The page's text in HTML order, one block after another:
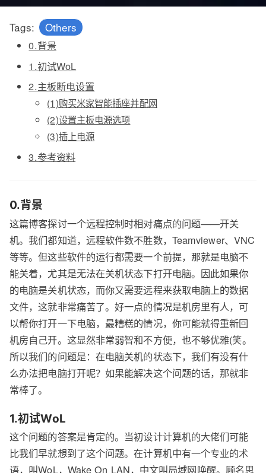
Tags: Others
0.背景
1.初试WoL
2.主板断电设置
(1)购买米家智能插座并配网
(2)设置主板电源选项
(3)插上电源
3.参考资料
0.背景
这篇博客探讨一个远程控制时相对痛点的问题——开关
机。我们都知道，远程软件数不胜数，Teamviewer、VNC
等等。但这些软件的运行都需要一个前提，那就是电脑不
能关着，尤其是无法在关机状态下打开电脑。因此如果你
的电脑是关机状态，而你又需要远程来获取电脑上的数据
文件，这就非常痛苦了。好一点的情况是机房里有人，可
以帮你打开一下电脑，最糟糕的情况，你可能就得重新回
机房自己开。这显然非常弱智和不方便，也不够优雅(笑。
所以我们的问题是：在电脑关机的状态下，我们有没有什
么办法把电脑打开呢？如果能解决这个问题的话，那就非
常棒了。
1.初试WoL
这个问题的答案是肯定的。当初设计计算机的大佬们可能
比我们早就想到了这个问题。在计算机中有一个专业的术
语，叫WoL，Wake On LAN，中文叫局域网唤醒。顾名思